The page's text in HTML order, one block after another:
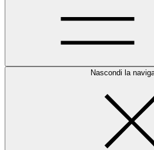
Nascondi la